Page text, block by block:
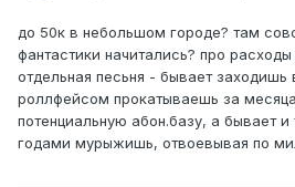
до 50к в небольшом городе? там
фантастики начитались? про
отдельная песьня - бывает заходишь
роллфейсом прокатываешь за
потенциальную абон.базу, а бывает и
годами мурыжишь, отвоевывая по